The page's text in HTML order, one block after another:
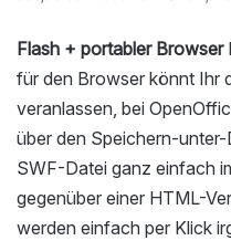
Flash + portabler Browser
für den Browser könnt Ihr
veranlassen, bei
über den Speichern-
SWF-Datei ganz einfach
gegenüber einer HTML-
werden einfach per Klick